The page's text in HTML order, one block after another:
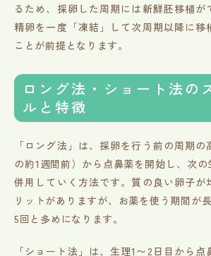
るため、採卵した周期には新鮮胚移植が
精卵を一度「凍結」して次周期以降に移
ことが前提となります。
ロング法・ショート法の
ルと特徴
「ロング法」は、採卵を行う前の周期
の約1週間前）から点鼻薬を開始し、次
併用していく方法です。質の良い卵子が
リットがありますが、お薬を使う期間が
5回と多めになります。
「ショート法」は、生理1〜2日目から